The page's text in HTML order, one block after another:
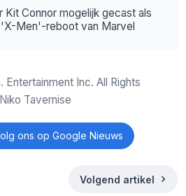
Connor mogelijk gecast als
Men'-reboot van Marvel
Entertainment Inc. All Rights
Tavernise
ons op Google Nieuws
Volgend artikel